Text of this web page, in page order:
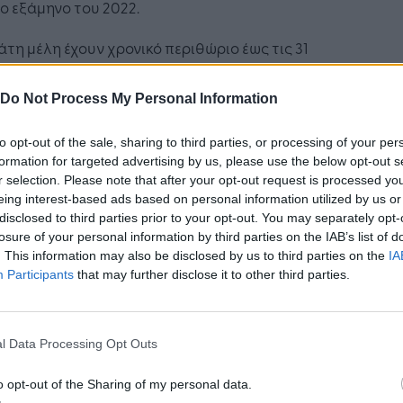
Do Not Process My Personal Information
opt-out of the sale, sharing to third parties, or processing of your
for targeted advertising by us, please use the below opt-out
selection. Please note that after your opt-out request is processed
interest-based ads based on personal information utilized by us
to third parties prior to your opt-out. You may separately
of your personal information by third parties on the IAB’s list of
This information may also be disclosed by us to third parties on the
Participants that may further disclose it to other third parties.
Data Processing Opt Outs
opt-out of the Sharing of my personal data.
εξάμηνο του 2022.
μέλη έχουν χρονικό περιθώριο έως τις 31
2021 για να υποβάλουν τα στρατηγικά
για την ΚΓΠ. Στη συνέχεια, η Επιτροπή θα
της στα κράτη μέλη. Η Επιτροπή έχει
της έξι μήνες για να εγκρίνει τα σχέδια με
αναθεωρήσεις των κρατών μελών, ώστε
τεθούν σε εφαρμογή από την 1η Ιανουαρίου
από την οποία θα αρχίσει να ισχύει
κατόπιν της μεταβατικής περιόδου.
Ακολουθήστε το
όλα τα επιχειρηματικά νέα